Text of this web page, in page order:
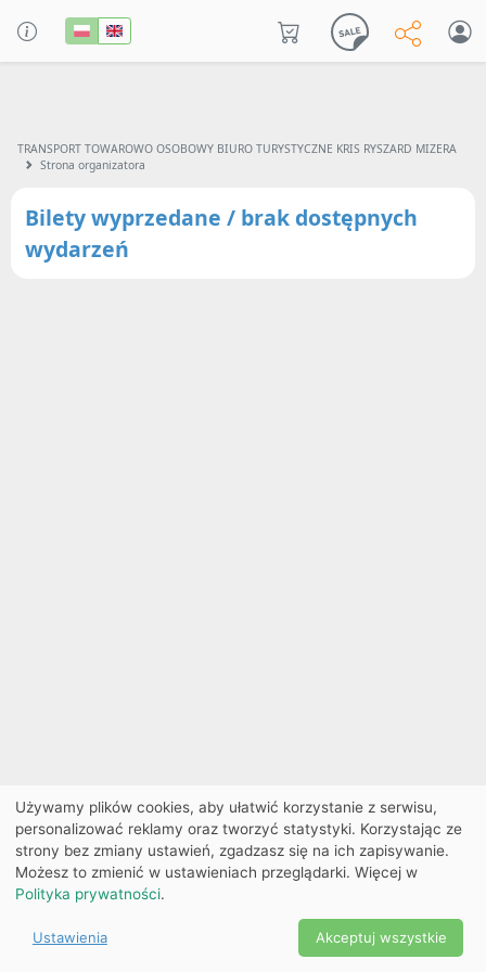
TRANSPORT TOWAROWO OSOBOWY BIURO TURYSTYCZNE KRIS RYSZARD MIZERA
Strona organizatora
Bilety wyprzedane / brak dostępnych
wydarzeń
Ekobilet2026 |
Ustawienia
cookies
2026
Używamy plików cookies, aby ułatwić korzystanie z serwisu,
personalizować reklamy oraz tworzyć statystyki. Korzystając ze
strony bez zmiany ustawień, zgadzasz się na ich zapisywanie.
Możesz to zmienić w ustawieniach przeglądarki. Więcej w
Polityka prywatności.
Ustawienia Akceptuj wszystkie